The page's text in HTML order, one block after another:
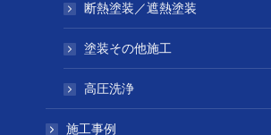
断熱塗装／遮熱塗装
塗装その他施工
高圧洗浄
施工事例